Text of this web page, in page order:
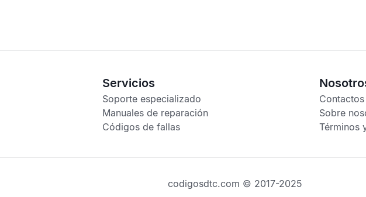
Servicios
Soporte especializado
Manuales de reparación
Códigos de fallas
Contactos
Sobre
Términos
codigosdtc.com © 2017-2025